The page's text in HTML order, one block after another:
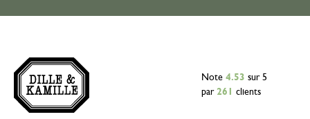
Note 4.53 sur 5
par 261 clients